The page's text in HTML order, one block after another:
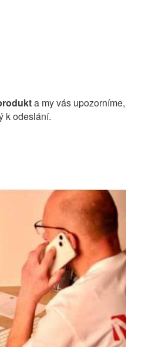
a my vás upozorníme,
k odeslání.